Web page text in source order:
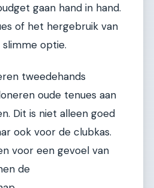
gaan hand in hand.
of het hergebruik van
optie.
tweedehands
oude tenues aan
Dit is niet alleen goed
ook voor de clubkas.
voor een gevoel van
de